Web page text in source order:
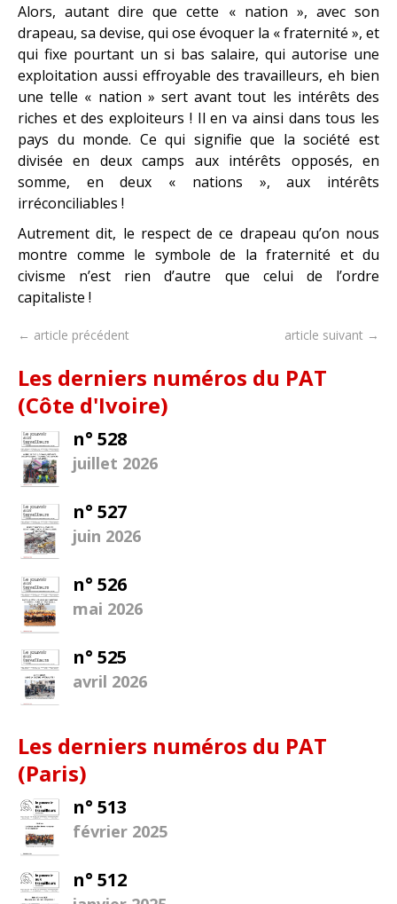
Alors, autant dire que cette « nation », avec son
drapeau, sa devise, qui ose évoquer la « fraternité », et
qui fixe pourtant un si bas salaire, qui autorise une
exploitation aussi effroyable des travailleurs, eh bien
une telle « nation » sert avant tout les intérêts des
riches et des exploiteurs ! Il en va ainsi dans tous les
pays du monde. Ce qui signifie que la société est
divisée en deux camps aux intérêts opposés, en
somme, en deux « nations », aux intérêts
irréconciliables !
Autrement dit, le respect de ce drapeau qu’on nous
montre comme le symbole de la fraternité et du
civisme n’est rien d’autre que celui de l’ordre
capitaliste !
← article précédent article suivant →
Les derniers numéros du PAT
(Côte d'Ivoire)
n° 528
juillet 2026
n° 527
juin 2026
n° 526
mai 2026
n° 525
avril 2026
Les derniers numéros du PAT
(Paris)
n° 513
février 2025
n° 512